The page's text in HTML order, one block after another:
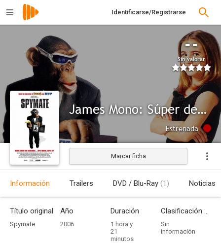
Identificarse/Registrarse
--
Sin valorar
James Mono: Súper detective
Estrenada
Marcar ficha
Información Trailers DVD / Blu-Ray (1) Noticias
Título original
Spymate
Año
2006
Duración
1 hora y
21
minutos
Clasificación por edades
Sin
información